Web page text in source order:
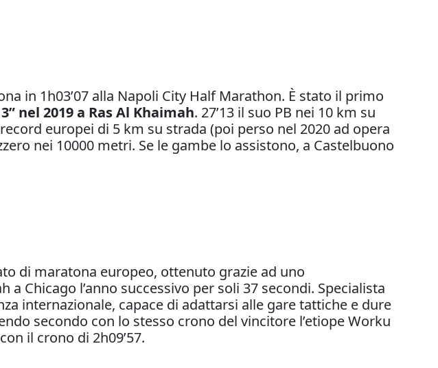
in 1h03’07 alla Napoli City Half Marathon. È stato il primo
nel 2019 a Ras Al Khaimah. 27’13 il suo PB nei 10 km su
europei di 5 km su strada (poi perso nel 2020 ad opera
nei 10000 metri. Se le gambe lo assistono, a Castelbuono
di maratona europeo, ottenuto grazie ad uno
Chicago l’anno successivo per soli 37 secondi. Specialista
internazionale, capace di adattarsi alle gare tattiche e dure
secondo con lo stesso crono del vincitore l’etiope Worku
il crono di 2h09’57.